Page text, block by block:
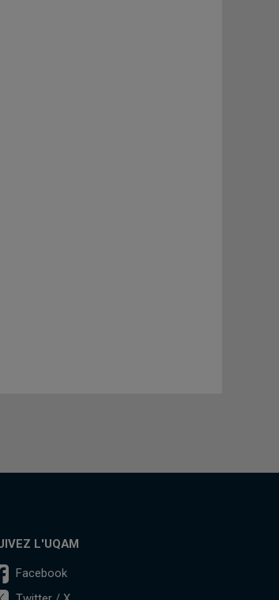
L'UQAM
Facebook